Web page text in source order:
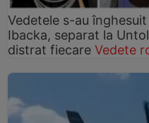
Vedetele s-au
Ibacka, separat la
distrat fiecare Vedete